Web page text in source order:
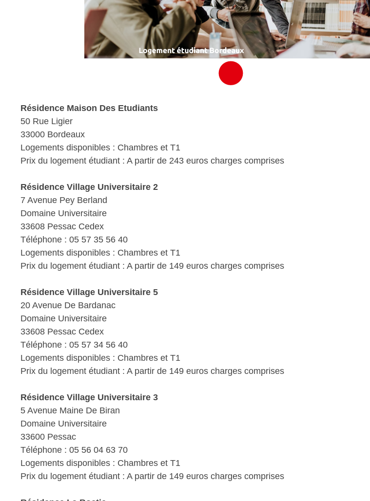
Résidence Maison Des Etudiants
50 Rue Ligier
33000 Bordeaux
Logements disponibles : Chambres et T1
Prix du logement étudiant : A partir de 243 euros charges comprises
Résidence Village Universitaire 2
7 Avenue Pey Berland
Domaine Universitaire
33608 Pessac Cedex
Téléphone : 05 57 35 56 40
Logements disponibles : Chambres et T1
Prix du logement étudiant : A partir de 149 euros charges comprises
Résidence Village Universitaire 5
20 Avenue De Bardanac
Domaine Universitaire
33608 Pessac Cedex
Téléphone : 05 57 34 56 40
Logements disponibles : Chambres et T1
Prix du logement étudiant : A partir de 149 euros charges comprises
Résidence Village Universitaire 3
5 Avenue Maine De Biran
Domaine Universitaire
33600 Pessac
Téléphone : 05 56 04 63 70
Logements disponibles : Chambres et T1
Prix du logement étudiant : A partir de 149 euros charges comprises